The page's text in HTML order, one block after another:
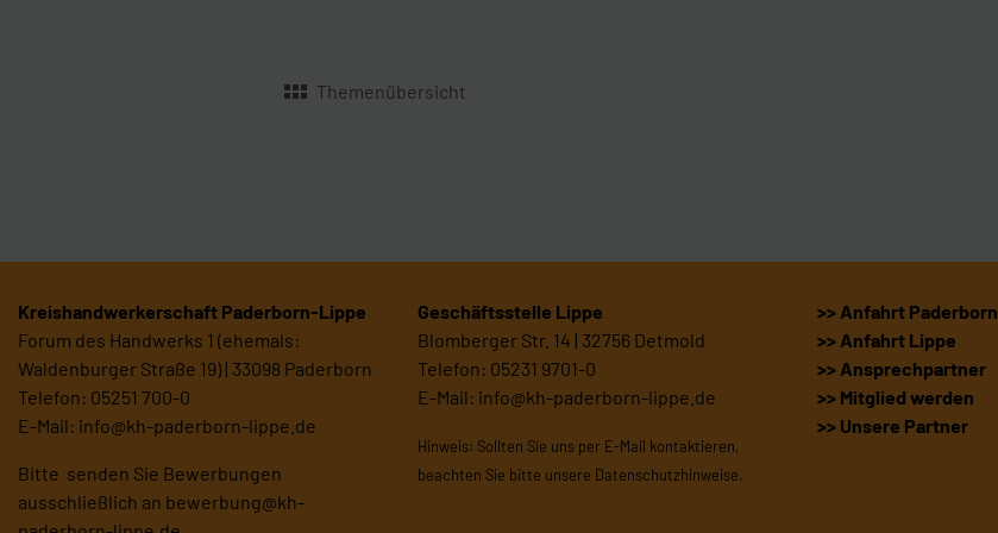
Themenübersicht
Kreishandwerkerschaft Paderborn-Lippe
Forum des Handwerks 1 (ehemals:
Waldenburger Straße 19) | 33098 Paderborn
Telefon: 05251 700-0
E-Mail: info@kh-paderborn-lippe.de
Bitte senden Sie Bewerbungen
ausschließlich an bewerbung@kh-
Geschäftsstelle Lippe
Blomberger Str. 14 | 32756 Detmold
Telefon: 05231 9701-0
E-Mail: info@kh-paderborn-lippe.de
Hinweis: Sollten Sie uns per E-Mail kontaktieren,
beachten Sie bitte unsere Datenschutzhinweise.
>> Anfahrt Paderborn
>> Anfahrt Lippe
>> Ansprechpartner
>> Mitglied werden
>> Unsere Partner